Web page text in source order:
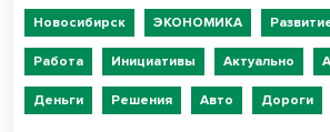
Новосибирск ЭКОНОМИКА
Работа Инициативы Актуально
Деньги Решения Авто Дороги